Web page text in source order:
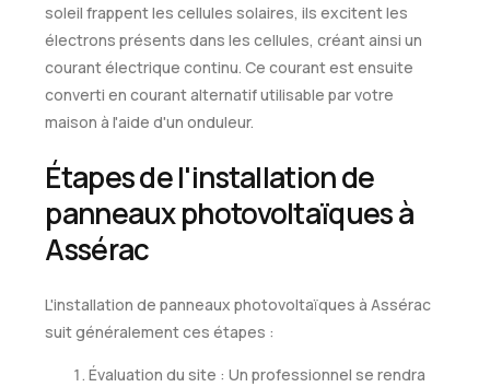
soleil frappent les cellules solaires, ils excitent les
électrons présents dans les cellules, créant ainsi un
courant électrique continu. Ce courant est ensuite
converti en courant alternatif utilisable par votre
maison à l'aide d'un onduleur.
Étapes de l'installation de
panneaux photovoltaïques à
Assérac
L'installation de panneaux photovoltaïques à Assérac
suit généralement ces étapes :
Évaluation du site : Un professionnel se rendra